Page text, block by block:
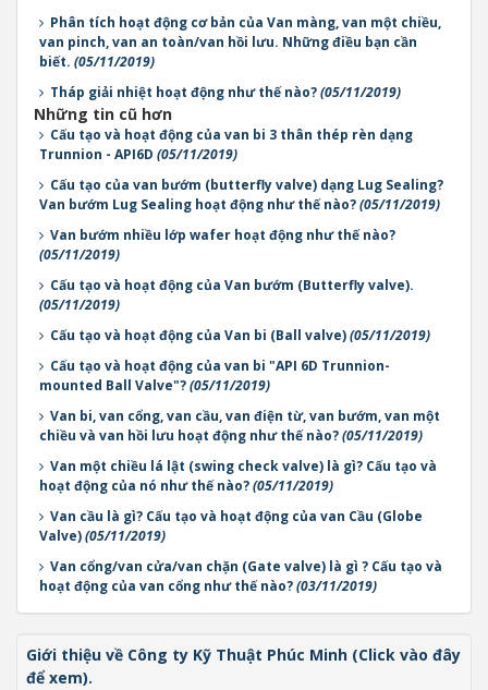
Phân tích hoạt động cơ bản của Van màng, van một chiều,
van pinch, van an toàn/van hồi lưu. Những điều bạn cần
biết. (05/11/2019)
Tháp giải nhiệt hoạt động như thế nào?(05/11/2019)
Những tin cũ hơn
Cấu tạo và hoạt động của van bi 3 thân thép rèn dạng
Trunnion - API6D (05/11/2019)
Cấu tạo của van bướm (butterfly valve) dạng Lug Sealing?
Van bướm Lug Sealing hoạt động như thế nào?(05/11/2019)
Van bướm nhiều lớp wafer hoạt động như thế nào?
(05/11/2019)
Cấu tạo và hoạt động của Van bướm (Butterfly valve).
(05/11/2019)
Cấu tạo và hoạt động của Van bi (Ball valve)(05/11/2019)
Cấu tạo và hoạt động của van bi "API 6D Trunnion-
mounted Ball Valve"?(05/11/2019)
Van bi, van cổng, van cầu, van điện từ, van bướm, van một
chiều và van hồi lưu hoạt động như thế nào?(05/11/2019)
Van một chiều lá lật (swing check valve) là gì? Cấu tạo và
hoạt động của nó như thế nào?(05/11/2019)
Van cầu là gì? Cấu tạo và hoạt động của van Cầu (Globe
Valve)(05/11/2019)
Van cổng/van cửa/van chặn (Gate valve) là gì ? Cấu tạo và
hoạt động của van cổng như thế nào?(03/11/2019)
Giới thiệu về Công ty Kỹ Thuật Phúc Minh (Click vào đây
để xem).